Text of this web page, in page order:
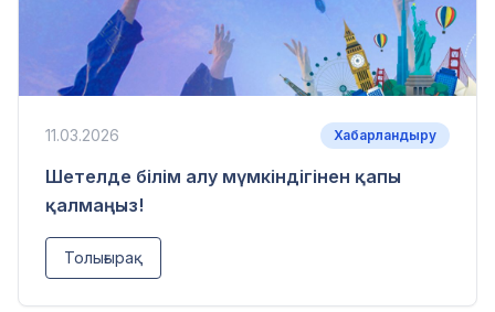
11.03.2026 Хабарландыру
Шетелде білім алу мүмкіндігінен қапы
қалмаңыз!
Толығырақ